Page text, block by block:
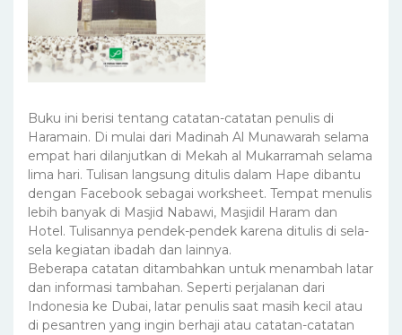
Buku ini berisi tentang catatan-catatan penulis di
Haramain. Di mulai dari Madinah Al Munawarah selama
empat hari dilanjutkan di Mekah al Mukarramah selama
lima hari. Tulisan langsung ditulis dalam Hape dibantu
dengan Facebook sebagai worksheet. Tempat menulis
lebih banyak di Masjid Nabawi, Masjidil Haram dan
Hotel. Tulisannya pendek-pendek karena ditulis di sela-
sela kegiatan ibadah dan lainnya.
Beberapa catatan ditambahkan untuk menambah latar
dan informasi tambahan. Seperti perjalanan dari
Indonesia ke Dubai, latar penulis saat masih kecil atau
di pesantren yang ingin berhaji atau catatan-catatan